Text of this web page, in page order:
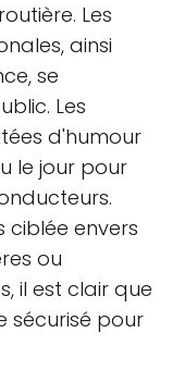
Les
ainsi
se
Les
d'humour
le jour pour
ciblée envers
ou
il est clair que
sécurisé pour